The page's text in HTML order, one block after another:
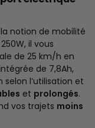
notion de mobilité
il vous
de 25 km/h en
de 7,8Ah,
l’utilisation et
et prolongés.
vos trajets moins